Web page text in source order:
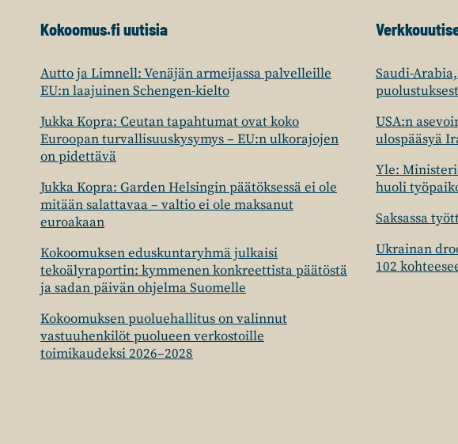
Kokoomus.fi uutisia
Autto ja Limnell: Venäjän armeijassa palvelleille
EU:n laajuinen Schengen-kielto
Jukka Kopra: Ceutan tapahtumat ovat koko
Euroopan turvallisuuskysymys – EU:n ulkorajojen
on pidettävä
Jukka Kopra: Garden Helsingin päätöksessä ei ole
mitään salattavaa – valtio ei ole maksanut
euroakaan
Kokoomuksen eduskuntaryhmä julkaisi
tekoälyraportin: kymmenen konkreettista päätöstä
ja sadan päivän ohjelma Suomelle
Kokoomuksen puoluehallitus on valinnut
vastuuhenkilöt puolueen verkostoille
toimikaudeksi 2026–2028
Saudi-
USA:n
ulospääsyä
Yle:
huoli
Saksassa
Ukrainan
102